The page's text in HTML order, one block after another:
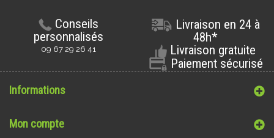
Conseils
personnalisés
09 67 29 26 41
Livraison en 24 à
48h*
Livraison gratuite
Paiement sécurisé
Informations
Mon compte